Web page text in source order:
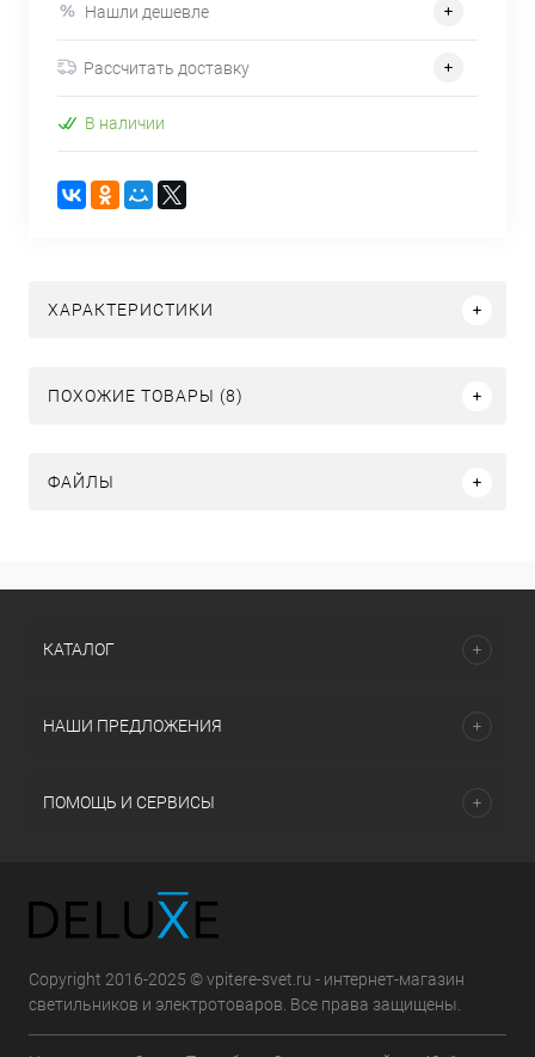
Нашли дешевле
Рассчитать доставку
В наличии
ХАРАКТЕРИСТИКИ
ПОХОЖИЕ ТОВАРЫ (8)
ФАЙЛЫ
КАТАЛОГ
НАШИ ПРЕДЛОЖЕНИЯ
ПОМОЩЬ И СЕРВИСЫ
Copyright 2016-2025 © vpitere-svet.ru - интернет-магазин
светильников и электротоваров. Все права защищены.